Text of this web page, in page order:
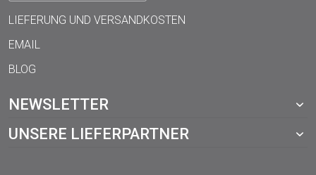
LIEFERUNG UND VERSANDKOSTEN
EMAIL
BLOG
NEWSLETTER
UNSERE LIEFERPARTNER